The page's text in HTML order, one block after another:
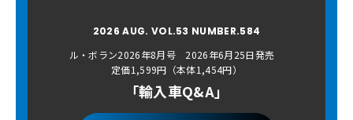
2026 AUG. VOL.53 NUMBER.584
ル・ボラン2026年8月号 2026年6月25日発売
定価1,599円（本体1,454円）
「輸入車Q&A」